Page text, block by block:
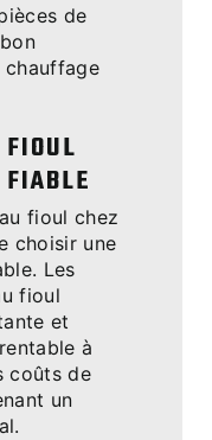
de
FIABLE
fioul chez
choisir une
Les
fioul
et
à
coûts de
un